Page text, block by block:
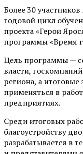
Более 30
годовой цикл
проекта «Герои
программы «Время
Цель программы —
власти,
региона, а
применяться в
предприятиях.
Среди итоговых
благоустройству
разрабатывается в